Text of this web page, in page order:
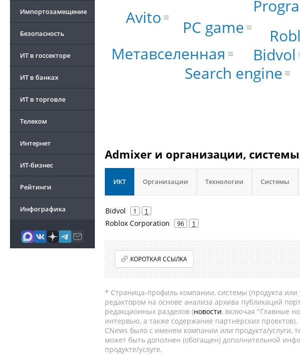
Импортозамещение
Безопасность
ИТ в госсекторе
ИТ в банках
ИТ в торговле
Телеком
Интернет
ИТ-бизнес
Рейтинги
Инфографика
Bidvol
Search engine
PC game
Метавселенная
Avito
Admixer и организации,
ИКТ Организации Технологии Системы
Bidvol 1 1
Roblox Corporation 96 1
КОРОТКАЯ ССЫЛКА
* Страница-профиль компании, системы (продукта или
редактором на основе анализа архива публикаций
редакционных разделов (новости, включая "Главные
интервью, а также содержание партнёрских
CNews было с именем компании или продукта/
может быть дополнен (обогащен) дополнительной
продукте/услуге.